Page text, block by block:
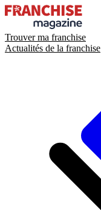
Trouver ma franchise
Actualités de la franchise